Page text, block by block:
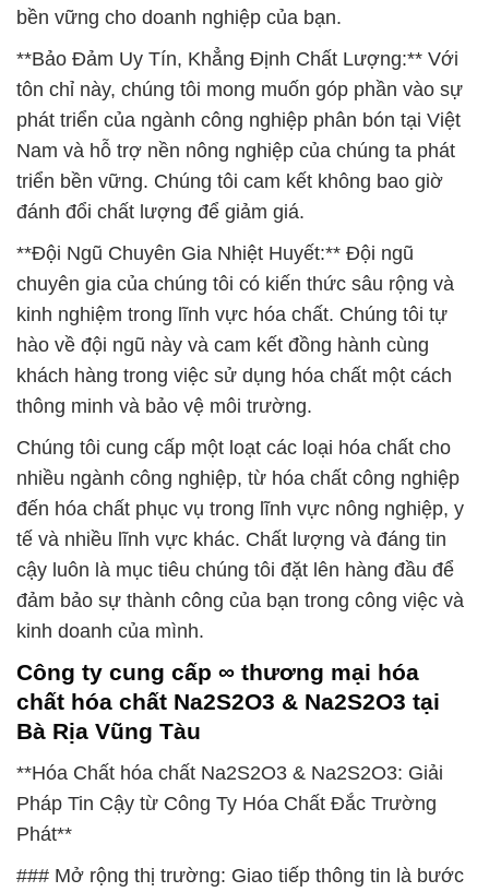
bền vững cho doanh nghiệp của bạn.
**Bảo Đảm Uy Tín, Khẳng Định Chất Lượng:** Với
tôn chỉ này, chúng tôi mong muốn góp phần vào sự
phát triển của ngành công nghiệp phân bón tại Việt
Nam và hỗ trợ nền nông nghiệp của chúng ta phát
triển bền vững. Chúng tôi cam kết không bao giờ
đánh đổi chất lượng để giảm giá.
**Đội Ngũ Chuyên Gia Nhiệt Huyết:** Đội ngũ
chuyên gia của chúng tôi có kiến thức sâu rộng và
kinh nghiệm trong lĩnh vực hóa chất. Chúng tôi tự
hào về đội ngũ này và cam kết đồng hành cùng
khách hàng trong việc sử dụng hóa chất một cách
thông minh và bảo vệ môi trường.
Chúng tôi cung cấp một loạt các loại hóa chất cho
nhiều ngành công nghiệp, từ hóa chất công nghiệp
đến hóa chất phục vụ trong lĩnh vực nông nghiệp, y
tế và nhiều lĩnh vực khác. Chất lượng và đáng tin
cậy luôn là mục tiêu chúng tôi đặt lên hàng đầu để
đảm bảo sự thành công của bạn trong công việc và
kinh doanh của mình.
Công ty cung cấp ∞ thương mại hóa
chất hóa chất Na2S2O3 & Na2S2O3 tại
Bà Rịa Vũng Tàu
**Hóa Chất hóa chất Na2S2O3 & Na2S2O3: Giải
Pháp Tin Cậy từ Công Ty Hóa Chất Đắc Trường
Phát**
### Mở rộng thị trường: Giao tiếp thông tin là bước